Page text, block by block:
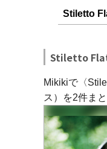
Stiletto
Mikikiで〈
ス）を2件ま